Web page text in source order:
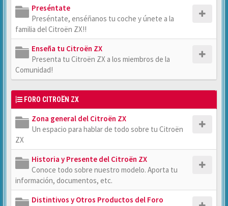
Preséntate
Preséntate, enséñanos tu coche y únete a la
familia del Citroën ZX!!
Enseña tu Citroën ZX
Presenta tu Citroën ZX a los miembros de la
Comunidad!
FORO CITROËN ZX
Zona general del Citroën ZX
Un espacio para hablar de todo sobre tu Citroën
ZX
Historia y Presente del Citroën ZX
Conoce todo sobre nuestro modelo. Aporta tu
información, documentos, etc.
Distintivos y Otros Productos del Foro